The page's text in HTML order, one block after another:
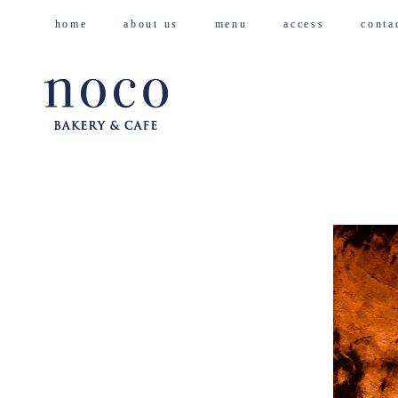
home about us menu access